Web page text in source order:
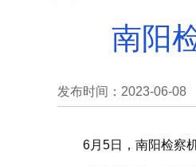
南阳
发布时间：2023-06-08
6月5日，南阳检察